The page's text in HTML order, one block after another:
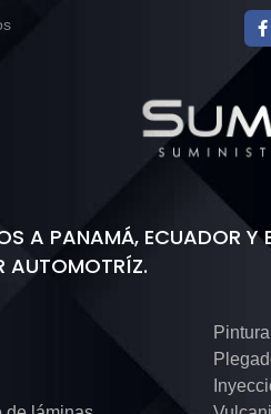
A PANAMÁ, ECUADOR Y
AUTOMOTRÍZ.